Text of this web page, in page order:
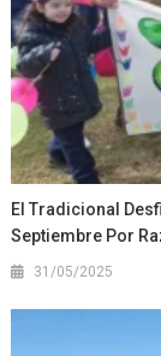
El Tradicional
Septiembre Por
31/05/2025